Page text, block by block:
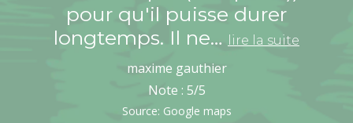
pour qu'il puisse durer
longtemps. Il ne…
lire la suite
maxime gauthier
Note : 5/5
Source: Google maps